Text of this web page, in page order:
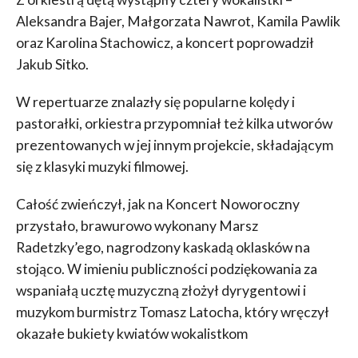
Aleksandra Bajer, Małgorzata Nawrot, Kamila Pawlik
oraz Karolina Stachowicz, a koncert poprowadził
Jakub Sitko.
W repertuarze znalazły się popularne kolędy i
pastorałki, orkiestra przypomniał też kilka utworów
prezentowanych w jej innym projekcie, składającym
się z klasyki muzyki filmowej.
Całość zwieńczył, jak na Koncert Noworoczny
przystało, brawurowo wykonany Marsz
Radetzky’ego, nagrodzony kaskadą oklasków na
stojąco. W imieniu publiczności podziękowania za
wspaniałą ucztę muzyczną złożył dyrygentowi i
muzykom burmistrz Tomasz Latocha, który wręczył
okazałe bukiety kwiatów wokalistkom